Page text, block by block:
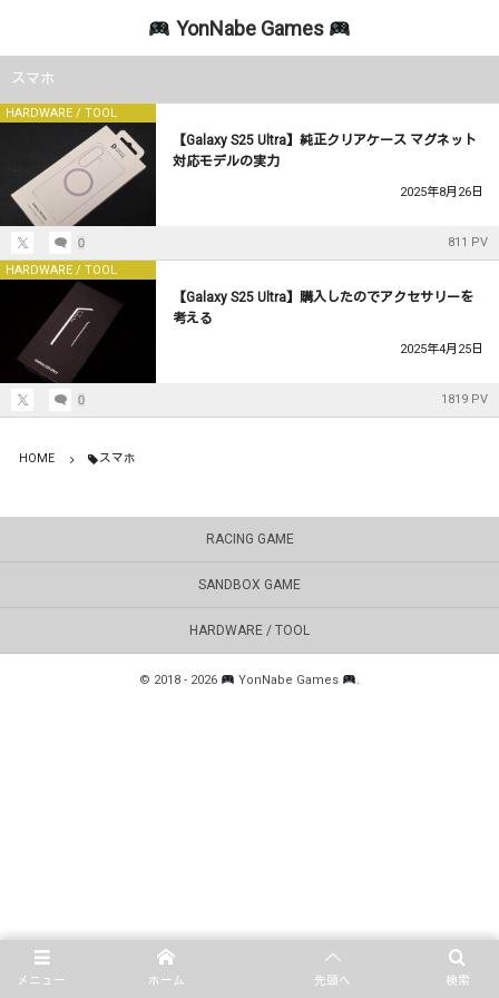
YonNabe Games
スマホ
HARDWARE / TOOL
【Galaxy S25 Ultra】純正クリアケース マグネット
対応モデルの実力
2025年8月26日
0
811 PV
HARDWARE / TOOL
【Galaxy S25 Ultra】購入したのでアクセサリーを
考える
2025年4月25日
0 1819 PV
HOME スマホ
RACING GAME
SANDBOX GAME
HARDWARE / TOOL
© 2018 - 2026 YonNabe Games .
メニュー
アセットコルサ
マインクラフト
PC関係雑記
PCパーツ
PCアクセサリー
キーボード・マウス
検索
ホーム 先頭へ